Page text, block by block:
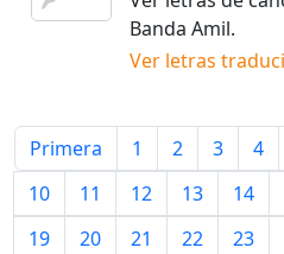
Banda Amil.
Ver letras
Primera 1 2 3 4
10
11 12 13 14
19
20 21 22 23